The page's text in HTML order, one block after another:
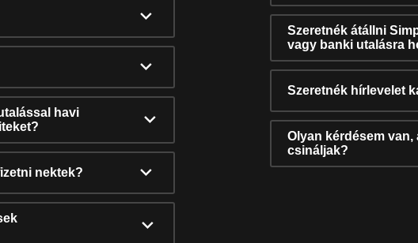
havi
nektek?
Szeretnék átállni
vagy banki utalásra
Szeretnék hírlevelet
Olyan kérdésem
csináljak?